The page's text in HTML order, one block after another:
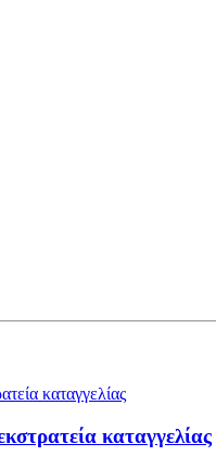
καταγγελίας